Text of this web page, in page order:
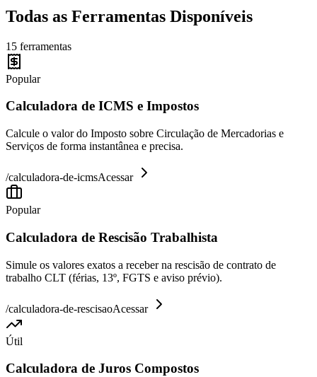
Todas as Ferramentas Disponíveis
15 ferramentas
Popular
Calculadora de ICMS e Impostos
Calcule o valor do Imposto sobre Circulação de Mercadorias e
Serviços de forma instantânea e precisa.
/calculadora-de-icmsAcessar
Popular
Calculadora de Rescisão Trabalhista
Simule os valores exatos a receber na rescisão de contrato de
trabalho CLT (férias, 13º, FGTS e aviso prévio).
/calculadora-de-rescisaoAcessar
Útil
Calculadora de Juros Compostos